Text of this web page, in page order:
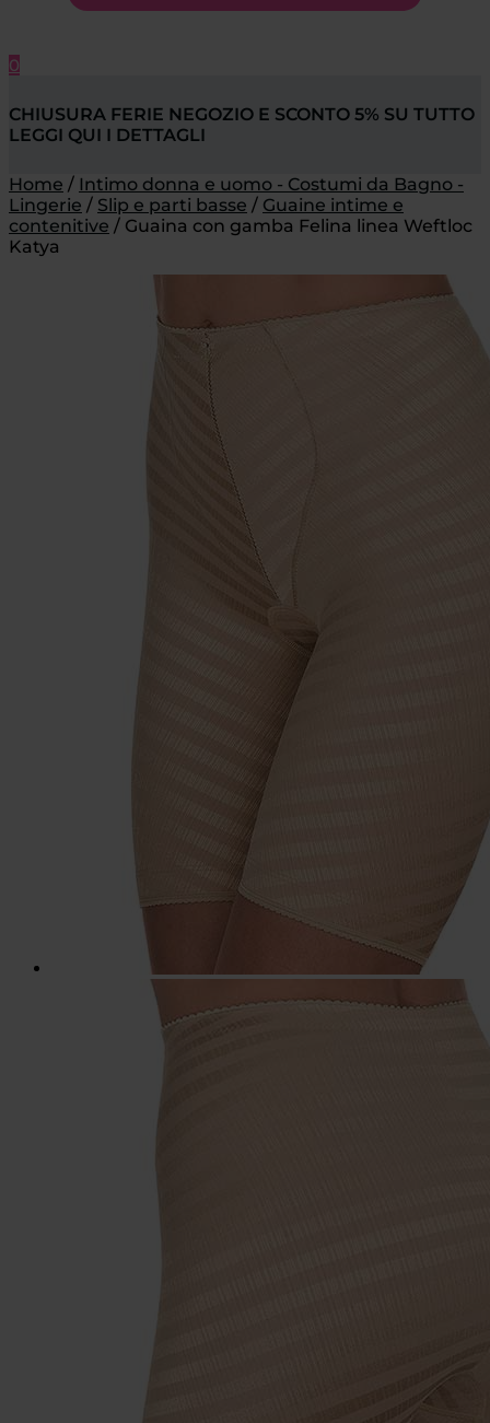
0
CHIUSURA FERIE NEGOZIO E SCONTO 5% SU TUTTO
LEGGI QUI I DETTAGLI
Home / Intimo donna e uomo - Costumi da Bagno -
Lingerie / Slip e parti basse / Guaine intime e
contenitive / Guaina con gamba Felina linea Weftloc
Katya